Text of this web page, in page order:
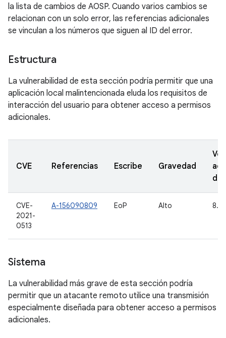
la lista de cambios de AOSP. Cuando varios cambios se
relacionan con un solo error, las referencias adicionales
se vinculan a los números que siguen al ID del error.
Estructura
La vulnerabilidad de esta sección podría permitir que una
aplicación local malintencionada eluda los requisitos de
interacción del usuario para obtener acceso a permisos
adicionales.
CVE Referencias Escribe Gravedad
de
CVE-
2021-
0513
A-156090809 EoP Alto 8.1,
Sistema
La vulnerabilidad más grave de esta sección podría
permitir que un atacante remoto utilice una transmisión
especialmente diseñada para obtener acceso a permisos
adicionales.